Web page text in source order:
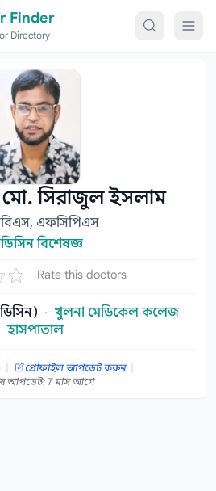
Finder
Directory
মো. সিরাজুল ইসলাম
এফসিপিএস
বিশেষজ্ঞ
Rate this doctors
· খুলনা মেডিকেল কলেজ
হাসপাতাল
| প্রোফাইল আপডেট করুন |
আপডেট: 7 মাস আগে